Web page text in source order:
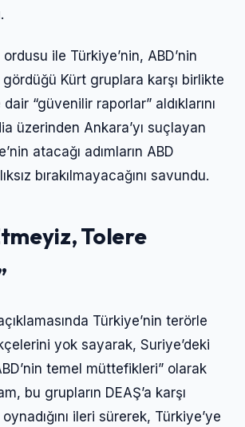
ile Türkiye’nin, ABD’nin
Kürt gruplara karşı birlikte
“güvenilir raporlar” aldıklarını
üzerinden Ankara’yı suçlayan
atacağı adımların ABD
bırakılmayacağını savundu.
Tolere
Türkiye’nin terörle
yok sayarak, Suriye’deki
temel müttefikleri” olarak
bu grupların DEAŞ’a karşı
ileri sürerek, Türkiye’ye